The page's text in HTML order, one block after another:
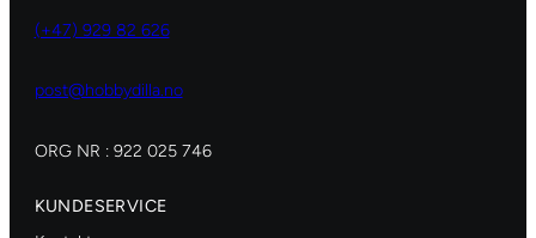
(+47) 929 82 626
post@hobbydilla.no
ORG NR : 922 025 746
KUNDESERVICE